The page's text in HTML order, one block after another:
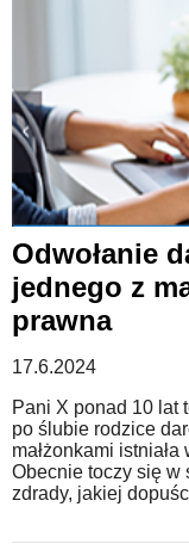
Odwołanie
jednego z
prawna
17.6.2024
Pani X ponad 10 lat
po ślubie rodzice
małżonkami
Obecnie toczy się w
zdrady, jakiej